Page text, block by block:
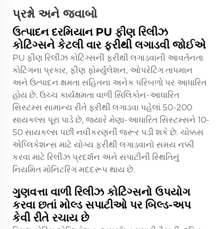
પ્રશ્નો અને જવાબો
ઉત્પાદન દરમિયાન PU ફીણ રિલીઝ
કોટિંગ્સને કેટલી વાર ફરીથી લગાડવી જોઈએ
PU ફીણ રિલીઝ કોટિંગ્સની ફરીથી લગાડવાની આવર્તનતા
કોટિંગના પ્રકાર, ફીણ ફોર્મ્યુલેશન, ઓપરેટિંગ તાપમાન
અને ઉત્પાદન ક્ષમતા સહિતના અનેક પરિબળો પર આધારિત
હોય છે. ઉચ્ચ કાર્યક્ષમતા વાળી સિલિકોન-આધારિત
સિસ્ટમ્સ સામાન્ય રીતે ફરીથી લગાડવા પહેલાં 50-200
સાયકલ્સ પૂરા પાડે છે, જ્યારે મેણા-આધારિત સિસ્ટમ્સને 10-
50 સાયકલ્સ પછી નવીકરણની જરૂર પડી શકે છે. ચોક્કસ
એપ્લિકેશન્સ માટે યોગ્ય ફરીથી લગાડવાનો સમય નક્કી
કરવા માટે રિલીઝ પ્રદર્શન અને સપાટીની સ્થિતિનું
નિયમિત મોનિટરિંગ મદદરૂપ થાય છે.
ગુણવત્તા વાળી રિલીઝ કોટિંગ્સનો ઉપયોગ
કરવા છતાં મોલ્ડ સપાટીઓ પર બિલ્ડ-અપ
કેવી રીતે રચાય છે